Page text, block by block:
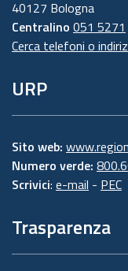
40127 Bologna
Centralino 051 5271
Cerca telefoni o
URP
Sito web:
Numero verde:
Scrivici: e-mail - PEC
Trasparenza